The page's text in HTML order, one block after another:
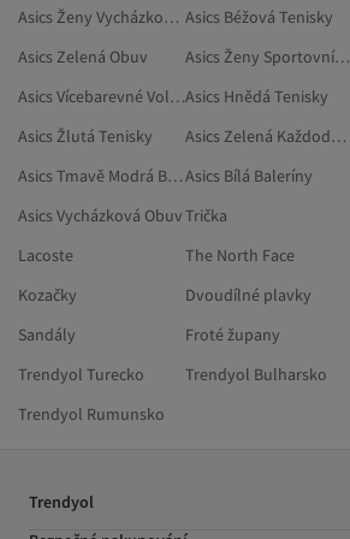
Asics Ženy Vycházková Obuv Asics Béžová Tenisky
Asics Zelená Obuv
Asics Ženy Sportovní Boty
Asics Vícebarevné Volejbalové TeniskyAsics Hnědá Tenisky
Asics Žlutá Tenisky
Asics Zelená Každodenní Obuv
Asics Tmavě Modrá Běžecká ObuvAsics Bílá Baleríny
Asics Vycházková ObuvTrička
Lacoste
The North Face
Kozačky
Dvoudílné plavky
Sandály
Froté župany
Trendyol Turecko
Trendyol Bulharsko
Trendyol Rumunsko
Trendyol